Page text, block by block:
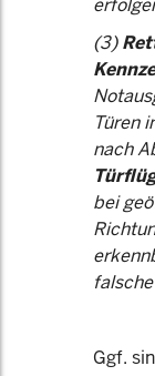
(3)
Türen
nach
bei
Ggf.